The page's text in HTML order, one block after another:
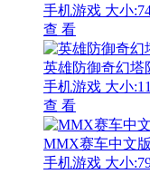
手机游戏 大小
查 看
英雄防御奇幻塔
手机游戏 大小
查 看
MMX赛车中文
手机游戏 大小